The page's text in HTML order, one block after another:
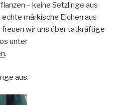
– keine Setzlinge aus
märkische Eichen aus
freuen wir uns über tatkräftige
unter
.
aus: